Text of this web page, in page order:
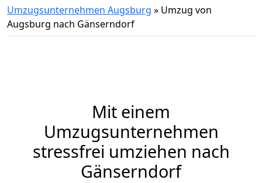
Umzugsunternehmen Augsburg » Umzug von
Augsburg nach Gänserndorf
Mit einem
Umzugsunternehmen
stressfrei umziehen nach
Gänserndorf